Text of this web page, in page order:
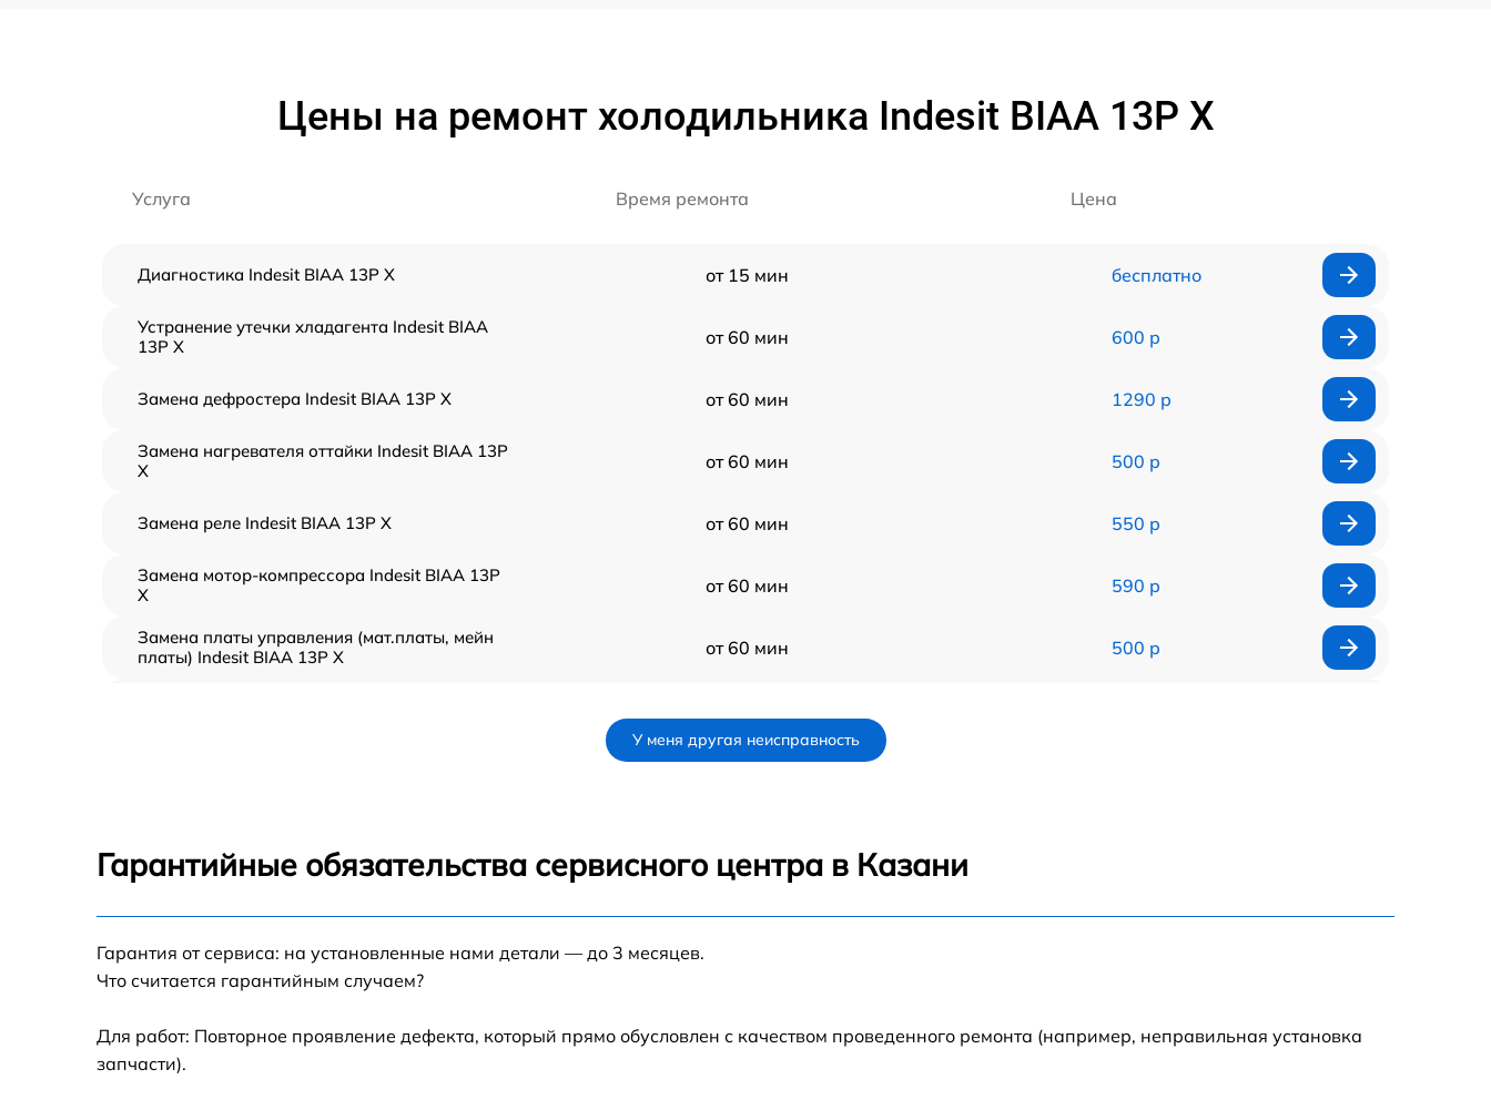
Цены на ремонт холодильника Indesit BIAA 13P X
Услуга Время ремонта Цена
Диагностика Indesit BIAA 13P X от 15 мин бесплатно
Устранение утечки хладагента Indesit BIAA
13P X
от 60 мин 600 р
Замена дефростера Indesit BIAA 13P X от 60 мин 1290 р
Замена нагревателя оттайки Indesit BIAA 13P
X
от 60 мин 500 р
Замена реле Indesit BIAA 13P X от 60 мин 550 р
Замена мотор-компрессора Indesit BIAA 13P
X
от 60 мин 590 р
Замена платы управления (мат.платы, мейн
платы) Indesit BIAA 13P X
от 60 мин 500 р
Замена электросхемы Indesit BIAA 13P X
Устранение засора трубопровода Indesit
У меня другая неисправность
Гарантийные обязательства сервисного центра в Казани
Гарантия от сервиса: на установленные нами детали — до 3 месяцев.
Что считается гарантийным случаем?
Для работ: Повторное проявление дефекта, который прямо обусловлен с качеством проведенного ремонта (например, неправильная установка
запчасти).